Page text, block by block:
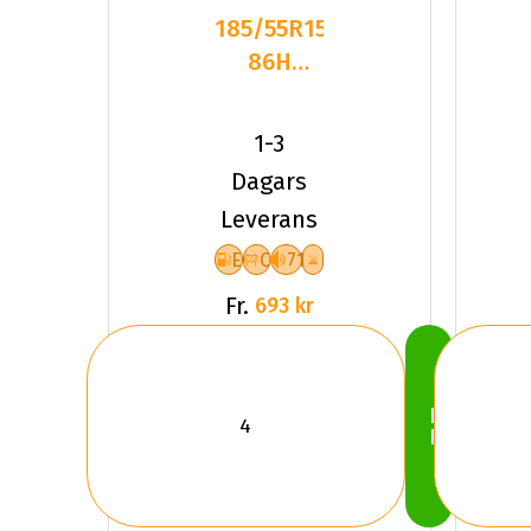
185/55R15
86H
TW401
2026
1-3
Dagars
Leverans
E C 71
Fr. 693 kr
Köp
Nu